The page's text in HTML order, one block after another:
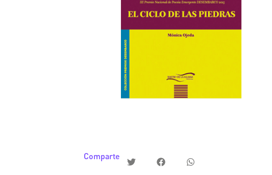
Comparte